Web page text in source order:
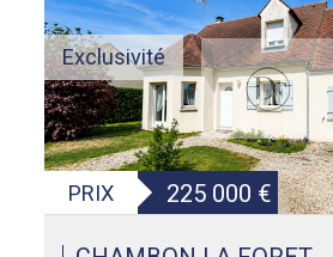
Exclusivité
PRIX 225 000 €